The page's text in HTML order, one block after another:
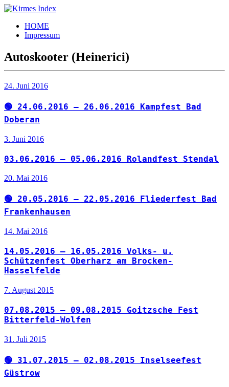
Zum
springen
Kirmes
Index
Tourpläne
der
letzten
Jahre
HOME
Impressum
Autoskooter (Heinerici)
24. Juni 2016
🟢 24.06.2016 – 26.06.2016 Kampfest Bad
Doberan
3. Juni 2016
03.06.2016 – 05.06.2016 Rolandfest Stendal
20. Mai 2016
🟢 20.05.2016 – 22.05.2016 Fliederfest Bad
Frankenhausen
14. Mai 2016
14.05.2016 – 16.05.2016 Volks- u.
Schützenfest Oberharz am Brocken-
Hasselfelde
7. August 2015
07.08.2015 – 09.08.2015 Goitzsche Fest
Bitterfeld-Wolfen
31. Juli 2015
🟢 31.07.2015 – 02.08.2015 Inselseefest
Güstrow